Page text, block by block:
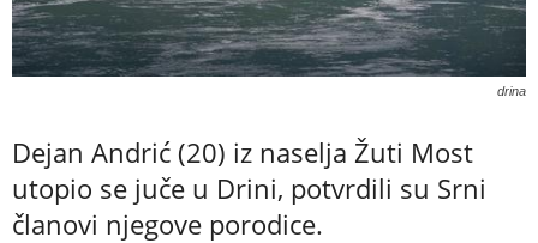
drina
Dejan Andrić (20) iz naselja Žuti Most
utopio se juče u Drini, potvrdili su Srni
članovi njegove porodice.